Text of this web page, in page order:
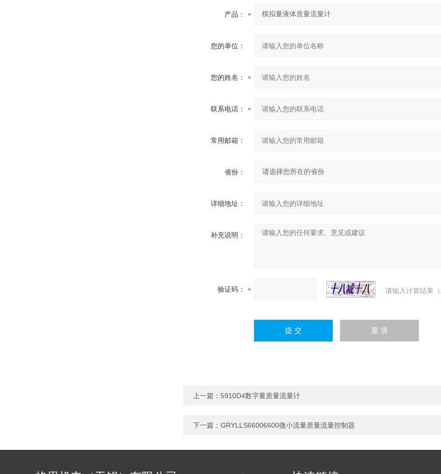
产品：
您的单位：
您的姓名：
联系电话：
常用邮箱：
省份：
详细地址：
补充说明：
验证码： 请输入计算结果
上一篇： 5910D4数字量质量流量计
下一篇： GRYLLS66006600微小流量质量流量控制器